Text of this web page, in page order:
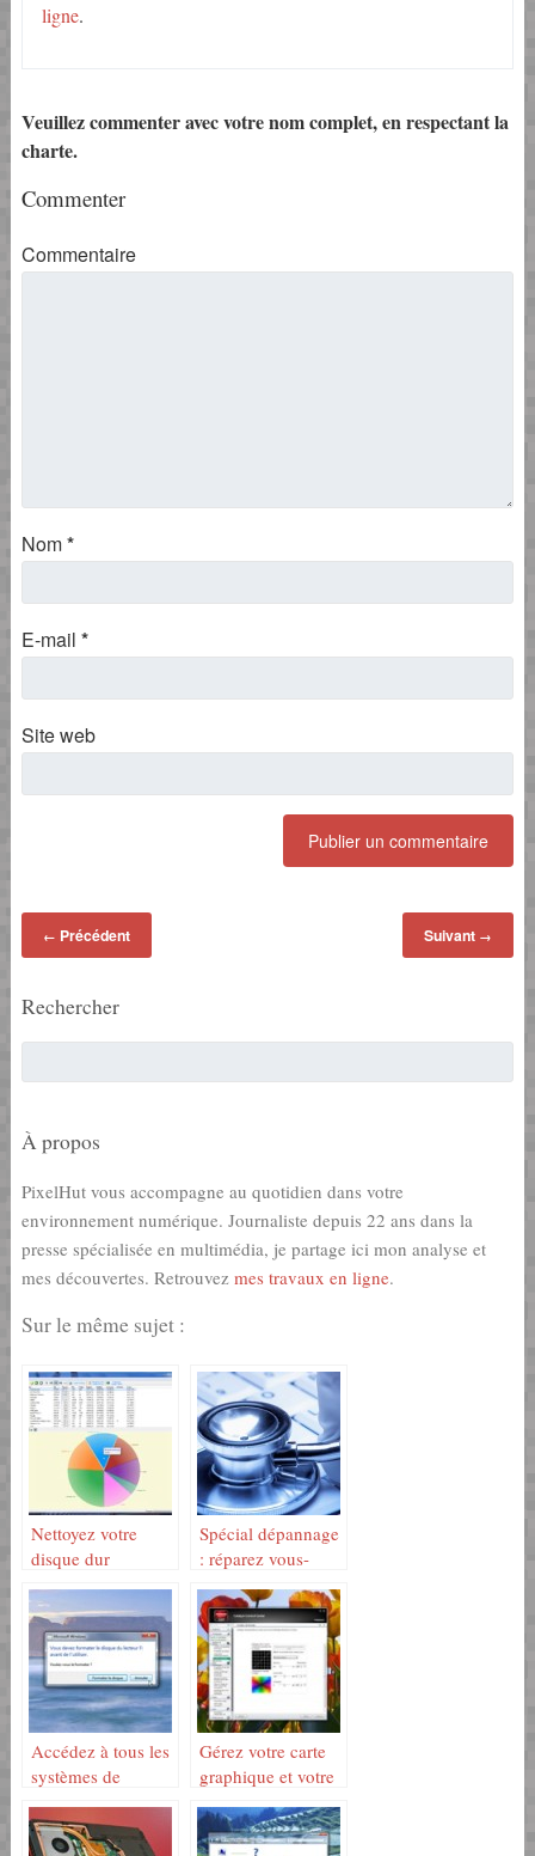
ligne.
Veuillez commenter avec votre nom complet, en respectant la
charte.
Commenter
Commentaire
Nom*
E-mail *
Site web
← Précédent Suivant →
Rechercher
À propos
PixelHut vous accompagne au quotidien dans votre
environnement numérique. Journaliste depuis 22 ans dans la
presse spécialisée en multimédia, je partage ici mon analyse et
mes découvertes. Retrouvez mes travaux en ligne.
Sur le même sujet :
Nettoyez votre
disque dur
Spécial dépannage
: réparez vous-
même votre PC
Accédez à tous les
systèmes de
fichiers
Gérez votre carte
graphique et votre
moniteur